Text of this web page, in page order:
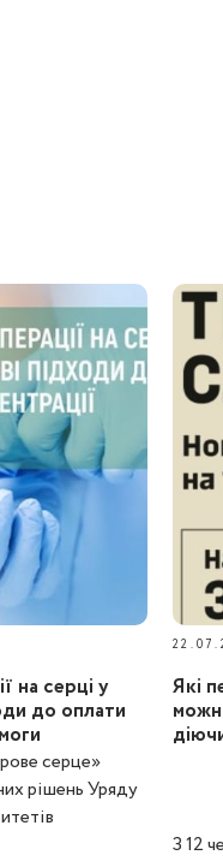
на серці у
до оплати
серце»
рішень Уряду
Які
З 12